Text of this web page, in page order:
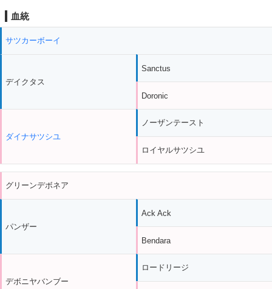
血統
サツカーボーイ
デイクタス
ダイナサツシユ
Sanctus
Doronic
ノーザンテースト
ロイヤルサツシユ
グリーンデボネア
パンザー
デボニヤバンブー
Ack Ack
Bendara
ロードリージ